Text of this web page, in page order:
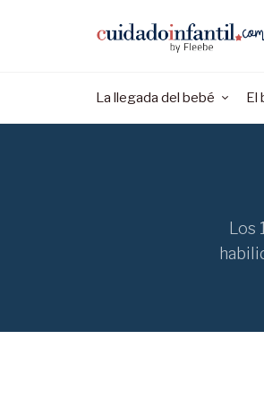
La llegada del bebé El